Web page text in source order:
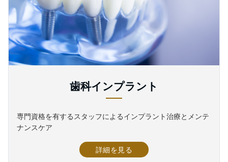
歯科インプラント
専門資格を有するスタッフによるインプラント治療とメンテ
ナンスケア
詳細を見る